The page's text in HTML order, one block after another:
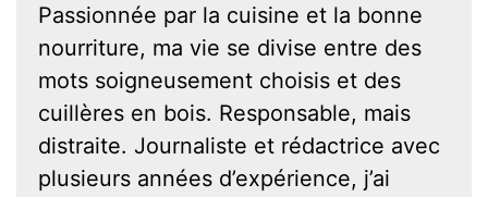
Passionnée par la cuisine et la bonne
nourriture, ma vie se divise entre des
mots soigneusement choisis et des
cuillères en bois. Responsable, mais
distraite. Journaliste et rédactrice avec
plusieurs années d’expérience, j’ai